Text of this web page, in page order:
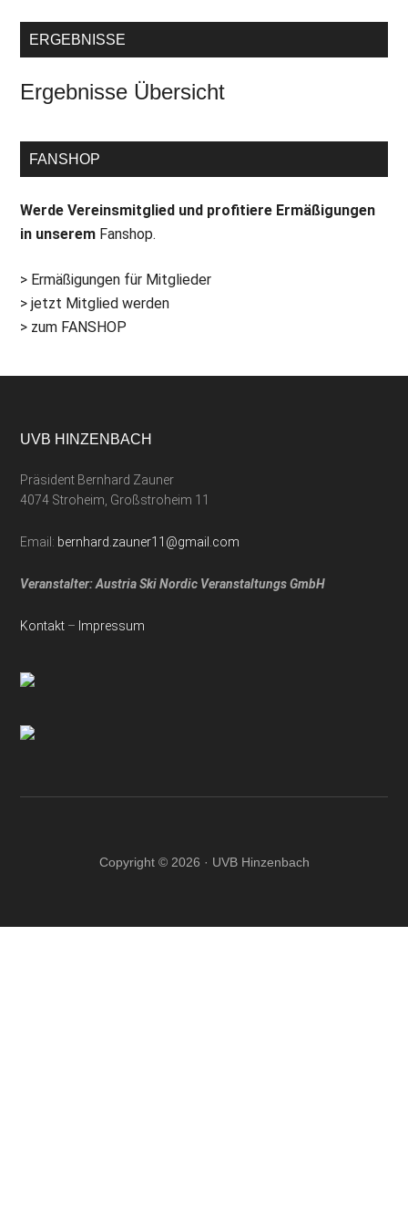
ERGEBNISSE
Ergebnisse Übersicht
FANSHOP
Werde Vereinsmitglied und profitiere Ermäßigungen
in unserem Fanshop.
> Ermäßigungen für Mitglieder
> jetzt Mitglied werden
> zum FANSHOP
UVB HINZENBACH
Präsident Bernhard Zauner
4074 Stroheim, Großstroheim 11
Email: bernhard.zauner11@gmail.com
Veranstalter: Austria Ski Nordic Veranstaltungs GmbH
Kontakt – Impressum
Copyright © 2026 · UVB Hinzenbach